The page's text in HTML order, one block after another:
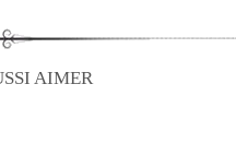
AIMER